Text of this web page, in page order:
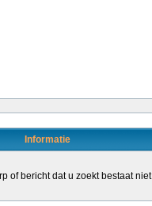
Informatie
of bericht dat u zoekt bestaat niet